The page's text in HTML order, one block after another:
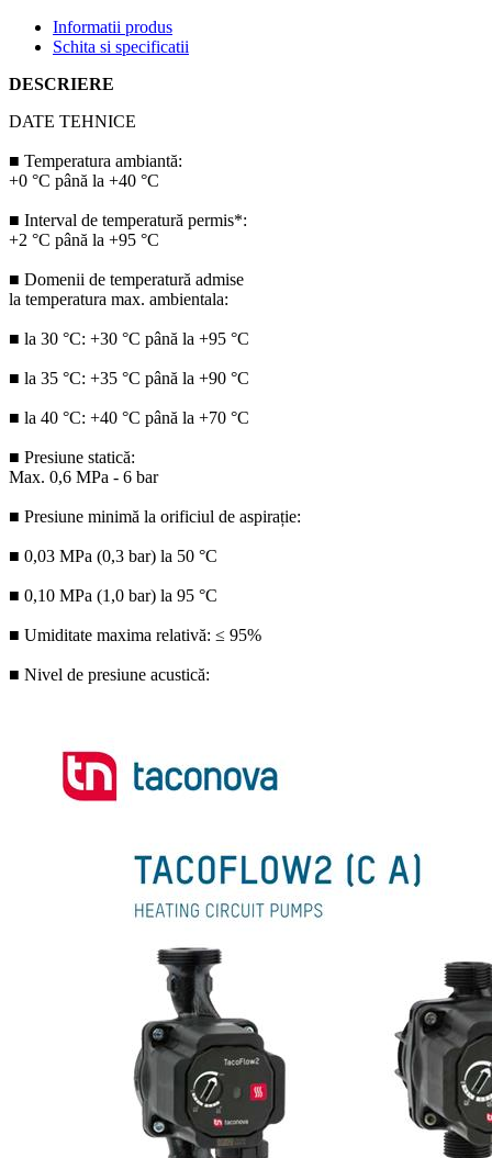
Informatii produs
Schita si specificatii
DESCRIERE
DATE TEHNICE
■ Temperatura ambiantă:
+0 °C până la +40 °C
■ Interval de temperatură permis*:
+2 °C până la +95 °C
■ Domenii de temperatură admise
la temperatura max. ambientala:
■ la 30 °C: +30 °C până la +95 °C
■ la 35 °C: +35 °C până la +90 °C
■ la 40 °C: +40 °C până la +70 °C
■ Presiune statică:
Max. 0,6 MPa - 6 bar
■ Presiune minimă la orificiul de aspirație:
■ 0,03 MPa (0,3 bar) la 50 °C
■ 0,10 MPa (1,0 bar) la 95 °C
■ Umiditate maxima relativă: ≤ 95%
■ Nivel de presiune acustică: